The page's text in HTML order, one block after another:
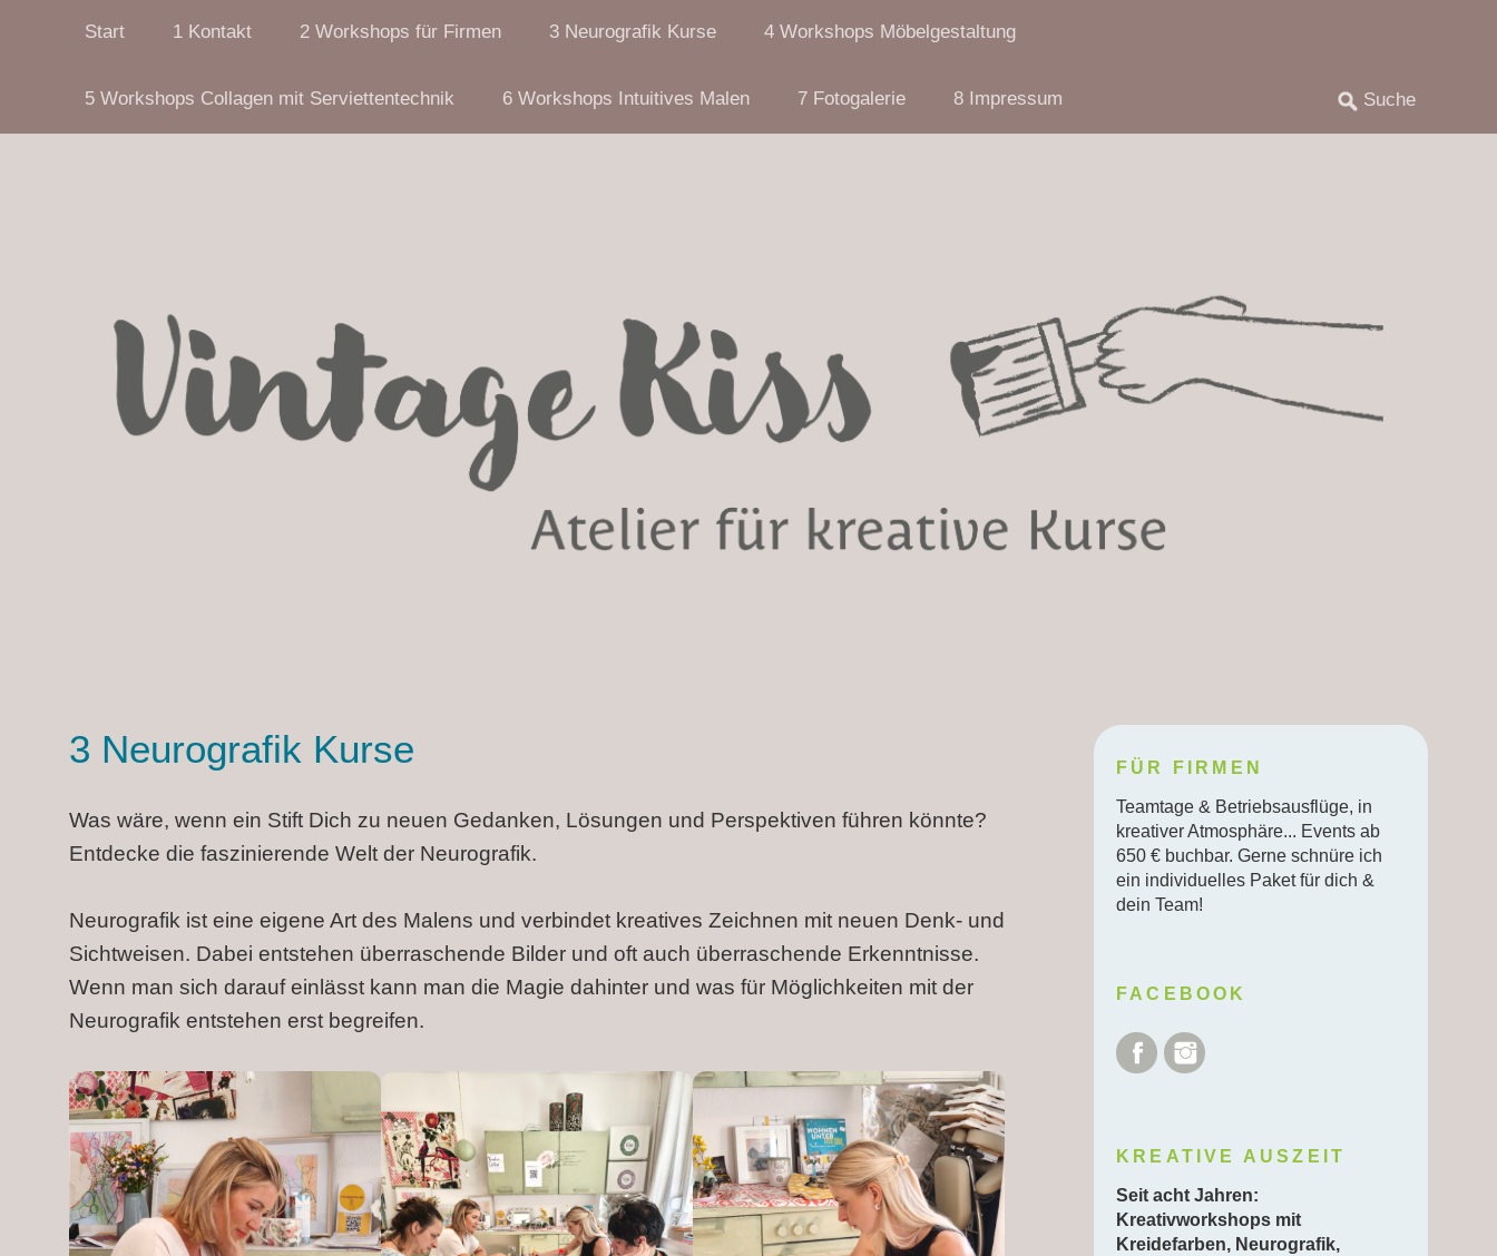
Start 1 Kontakt 2 Workshops für Firmen 3 Neurografik Kurse 4 Workshops Möbelgestaltung
5 Workshops Collagen mit Serviettentechnik 6 Workshops Intuitives Malen 7 Fotogalerie 8 Impressum
3 Neurografik Kurse
Was wäre, wenn ein Stift Dich zu neuen Gedanken, Lösungen und Perspektiven führen könnte?
Entdecke die faszinierende Welt der Neurografik.
Neurografik ist eine eigene Art des Malens und verbindet kreatives Zeichnen mit neuen Denk- und
Sichtweisen. Dabei entstehen überraschende Bilder und oft auch überraschende Erkenntnisse.
Wenn man sich darauf einlässt kann man die Magie dahinter und was für Möglichkeiten mit der
Neurografik entstehen erst begreifen.
FÜR FIRMEN
Teamtage & Betriebsausflüge, in
kreativer Atmosphäre... Events ab
650 € buchbar. Gerne schnüre ich
ein individuelles Paket für dich &
dein Team!
FACEBOOK
Facebook
KREATIVE AUSZEIT
Seit acht Jahren:
Kreativworkshops mit
Kreidefarben, Neurografik,